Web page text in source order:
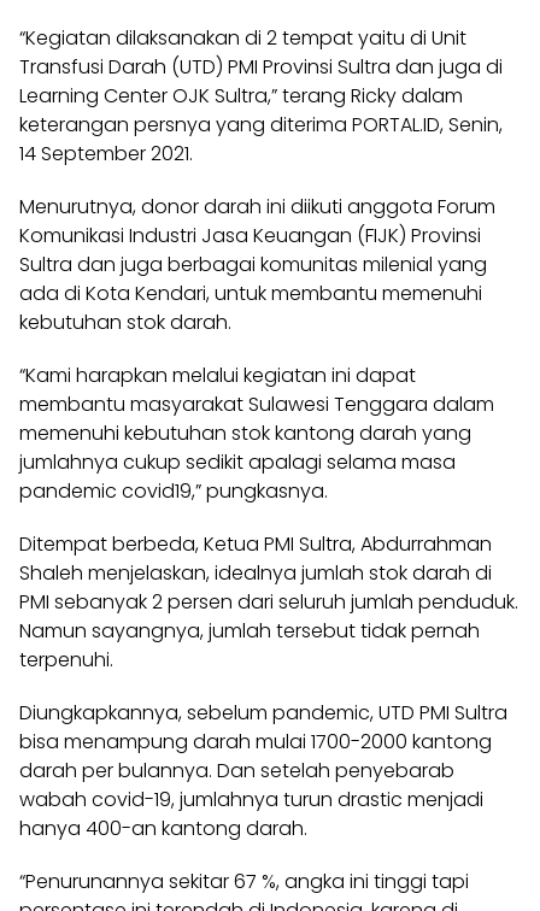
“Kegiatan dilaksanakan di 2 tempat yaitu di Unit
Transfusi Darah (UTD) PMI Provinsi Sultra dan juga di
Learning Center OJK Sultra,” terang Ricky dalam
keterangan persnya yang diterima PORTAL.ID, Senin,
14 September 2021.
Menurutnya, donor darah ini diikuti anggota Forum
Komunikasi Industri Jasa Keuangan (FIJK) Provinsi
Sultra dan juga berbagai komunitas milenial yang
ada di Kota Kendari, untuk membantu memenuhi
kebutuhan stok darah.
“Kami harapkan melalui kegiatan ini dapat
membantu masyarakat Sulawesi Tenggara dalam
memenuhi kebutuhan stok kantong darah yang
jumlahnya cukup sedikit apalagi selama masa
pandemic covid19,” pungkasnya.
Ditempat berbeda, Ketua PMI Sultra, Abdurrahman
Shaleh menjelaskan, idealnya jumlah stok darah di
PMI sebanyak 2 persen dari seluruh jumlah penduduk.
Namun sayangnya, jumlah tersebut tidak pernah
terpenuhi.
Diungkapkannya, sebelum pandemic, UTD PMI Sultra
bisa menampung darah mulai 1700-2000 kantong
darah per bulannya. Dan setelah penyebarab
wabah covid-19, jumlahnya turun drastic menjadi
hanya 400-an kantong darah.
“Penurunannya sekitar 67 %, angka ini tinggi tapi